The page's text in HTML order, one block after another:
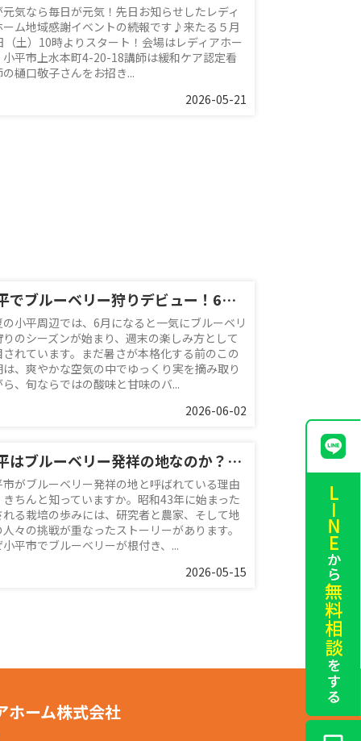
元気なら毎日が元気！先日お知らせしたレディ
ーム地域感謝イベントの続報です♪来たる５月
（土）10時よりスタート！会場はレディアホー
平市上水本町4-20-18講師は緩和ケア認定看
樋口敬子さんをお招き...
2026-05-21
小平でブルーベリー狩りデビュー！6月の味わい方と周辺スポット紹介
の小平周辺では、6月になると一気にブルーベリ
りのシーズンが始まり、週末の楽しみ方として
されています。まだ暑さが本格化する前のこの
は、爽やかな空気の中でゆっくり実を摘み取り
ら、旬ならではの酸味と甘味のバ...
2026-06-02
小平はブルーベリー発祥の地なのか？歴史と魅力をわかりやすく解説
市がブルーベリー発祥の地と呼ばれている理由
きちんと知っていますか。昭和43年に始まった
れる栽培の歩みには、研究者と農家、そして地
々の挑戦が重なったストーリーがあります。
小平市でブルーベリーが根付き、...
2026-05-15
ホーム株式会社